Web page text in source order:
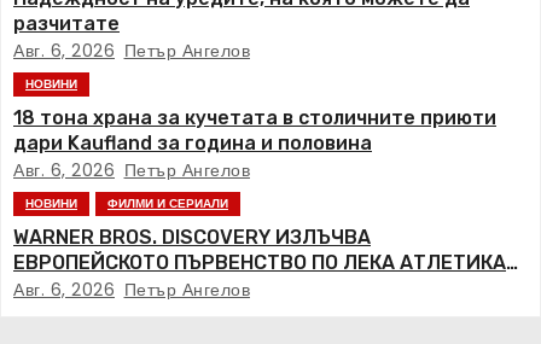
разчитате
Авг. 6, 2026 Петър Ангелов
НОВИНИ
18 тона храна за кучетата в столичните приюти
дари Kaufland за година и половина
Авг. 6, 2026 Петър Ангелов
НОВИНИ ФИЛМИ И СЕРИАЛИ
WARNER BROS. DISCOVERY ИЗЛЪЧВА
ЕВРОПЕЙСКОТО ПЪРВЕНСТВО ПО ЛЕКА АТЛЕТИКА
ПРЯКО ПО ЕВРОСПОРТ И В НВО Мах
Авг. 6, 2026 Петър Ангелов